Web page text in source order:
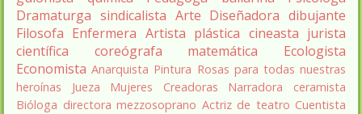
Dramaturga sindicalista Arte Diseñadora dibujante
Filosofa Enfermera Artista plástica cineasta jurista
científica
coreógrafa matemática
Ecologista
Economista Anarquista Pintura Rosas para todas nuestras
heroínas
Jueza Mujeres Creadoras Narradora
ceramista
Bióloga directora mezzosoprano Actriz de teatro Cuentista